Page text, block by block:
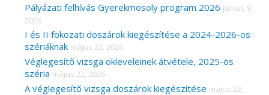
Pályázati felhívás Gyerekmosoly program 2026 június 9,
2026
I és II fokozati doszárok kiegészítése a 2024-2026-os
szériáknak május 22, 2026
Véglegesítő vizsga okleveleinek átvétele, 2025-ös
széria május 22, 2026
A véglegesítő vizsga doszárok kiegészítése május 22,